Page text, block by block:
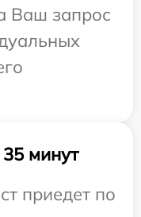
Ваш запрос
минут
приедет по